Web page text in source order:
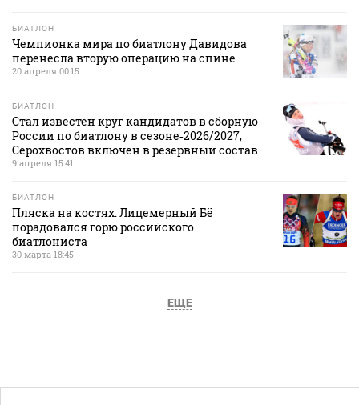
БИАТЛОН
Чемпионка мира по биатлону Давидова
перенесла вторую операцию на спине
20 апреля 00:15
БИАТЛОН
Стал известен круг кандидатов в сборную
России по биатлону в сезоне‑2026/2027,
Серохвостов включен в резервный состав
9 апреля 15:41
БИАТЛОН
Пляска на костях. Лицемерный Бё
порадовался горю российского
биатлониста
30 марта 18:45
ЕЩЕ